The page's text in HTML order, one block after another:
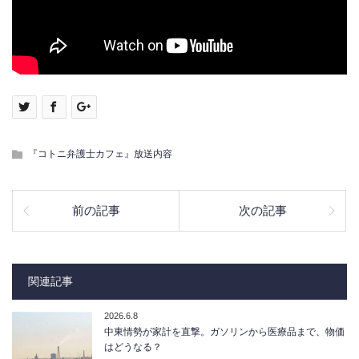
『コトニ弁護士カフェ』放送内容
前の記事 次の記事
関連記事
2026.6.8
中東情勢が家計を直撃。ガソリンから医療品まで、物価
はどうなる？